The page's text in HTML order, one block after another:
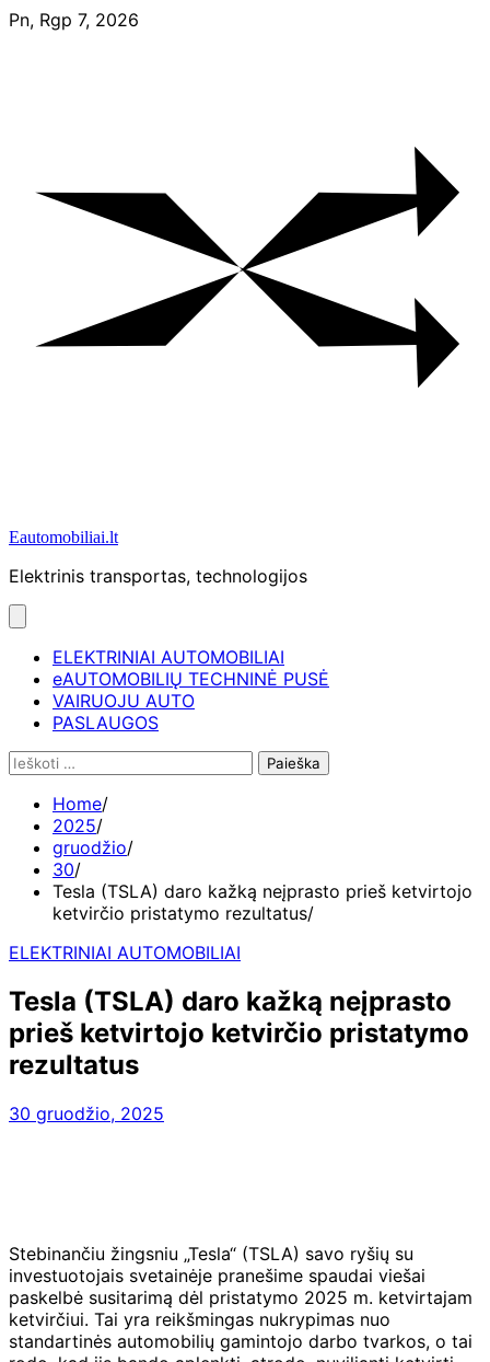
Skip
Pn, Rgp 7, 2026
Eautomobiliai.lt
Elektrinis transportas, technologijos
ELEKTRINIAI AUTOMOBILIAI
eAUTOMOBILIŲ TECHNINĖ PUSĖ
VAIRUOJU AUTO
PASLAUGOS
Ieškoti:
Home
2025
gruodžio
30
Tesla (TSLA) daro kažką neįprasto prieš ketvirtojo
ketvirčio pristatymo rezultatus
ELEKTRINIAI AUTOMOBILIAI
Tesla (TSLA) daro kažką neįprasto
prieš ketvirtojo ketvirčio pristatymo
rezultatus
30 gruodžio, 2025
Stebinančiu žingsniu „Tesla“ (TSLA) savo ryšių su
investuotojais svetainėje pranešime spaudai viešai
paskelbė susitarimą dėl pristatymo 2025 m. ketvirtajam
ketvirčiui. Tai yra reikšmingas nukrypimas nuo
standartinės automobilių gamintojo darbo tvarkos, o tai